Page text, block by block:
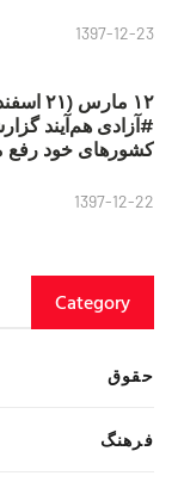
1397-12-23
۱۲
کشورهای خود رفع
1397-12-22
Category
حقوق
فرهنگ